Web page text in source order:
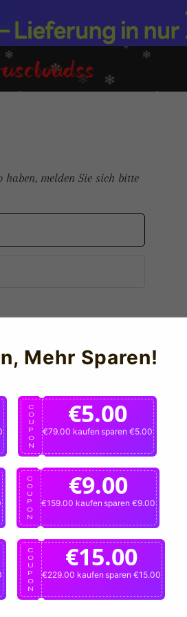
haben, melden Sie sich bitte
Mehr Sparen!
C
O
U
P
O
N
€5.00
€79.00 kaufen sparen €5.00
C
O
U
P
O
N
€9.00
€159.00 kaufen sparen €9.00
C
O
U
P
O
N
€15.00
€229.00 kaufen sparen €15.00